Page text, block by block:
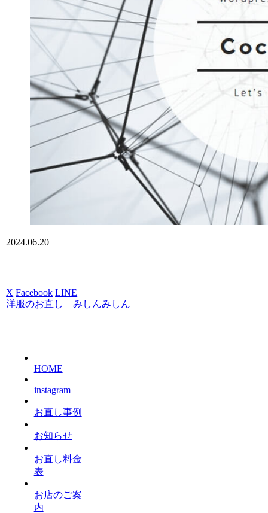
2024.06.20
X Facebook LINE
洋服のお直し みしんみしん
HOME
instagram
お直し事例
お知らせ
お直し料金
表
お店のご案
内